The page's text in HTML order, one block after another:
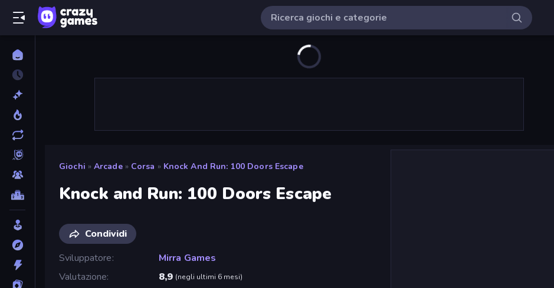
Giochi » Arcade » Corsa » Knock And Run: 100 Doors Escape
Knock and Run: 100 Doors Escape
Condividi
Sviluppatore
Mirra Games
Valutazione
8,9 (negli ultimi 6 mesi)